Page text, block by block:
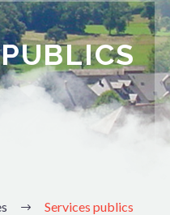
Services publics